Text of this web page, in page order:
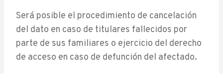
Será posible el procedimiento de cancelación
del dato en caso de titulares fallecidos por
parte de sus familiares o ejercicio del derecho
de acceso en caso de defunción del afectado.